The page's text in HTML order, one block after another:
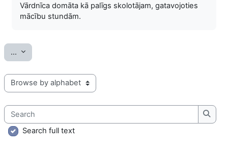
Vārdnīca domāta kā palīgs skolotājam, gatavojoties
mācību stundām.
... Export entries
Browse the glossary using this index
Search
Search full text